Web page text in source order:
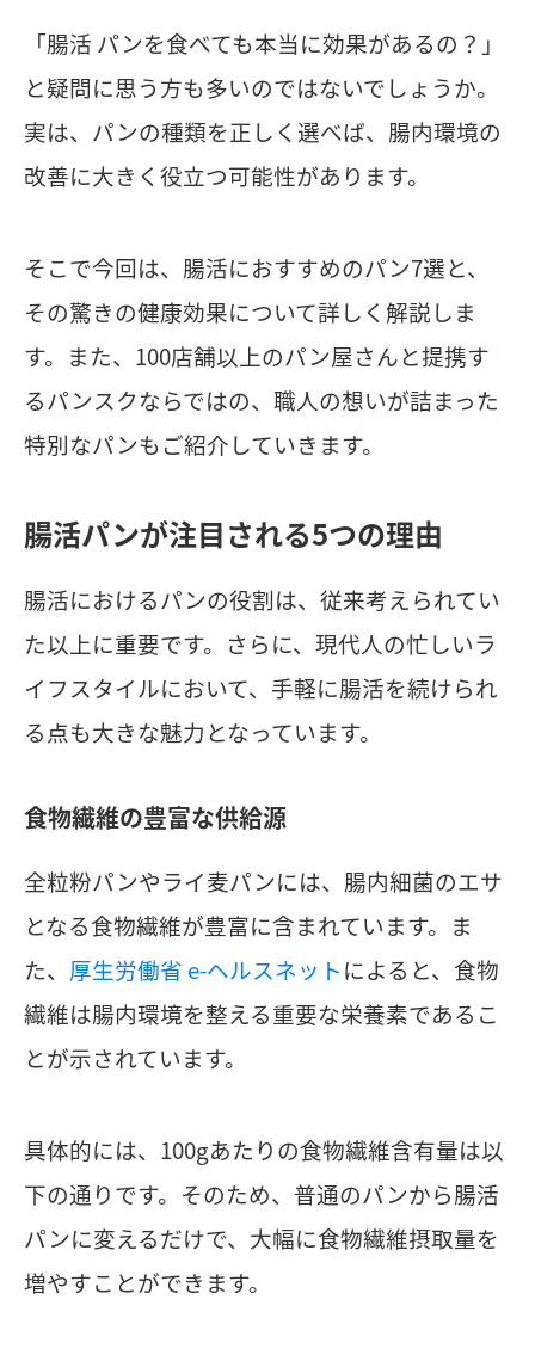
「腸活 パンを食べても本当に効果があるの？」
と疑問に思う方も多いのではないでしょうか。
実は、パンの種類を正しく選べば、腸内環境の
改善に大きく役立つ可能性があります。
そこで今回は、腸活におすすめのパン7選と、
その驚きの健康効果について詳しく解説しま
す。また、100店舗以上のパン屋さんと提携す
るパンスクならではの、職人の想いが詰まった
特別なパンもご紹介していきます。
腸活パンが注目される5つの理由
腸活におけるパンの役割は、従来考えられてい
た以上に重要です。さらに、現代人の忙しいラ
イフスタイルにおいて、手軽に腸活を続けられ
る点も大きな魅力となっています。
食物繊維の豊富な供給源
全粒粉パンやライ麦パンには、腸内細菌のエサ
となる食物繊維が豊富に含まれています。ま
た、 厚生労働省 e-ヘルスネットによると、食物
繊維は腸内環境を整える重要な栄養素であるこ
とが示されています。
具体的には、100gあたりの食物繊維含有量は以
下の通りです。そのため、普通のパンから腸活
パンに変えるだけで、大幅に食物繊維摂取量を
増やすことができます。